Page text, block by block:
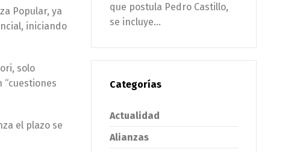
Popular, ya
iniciando
solo
el plazo se
que postula Pedro Castillo,
se incluye...
Categorías
Actualidad
Alianzas